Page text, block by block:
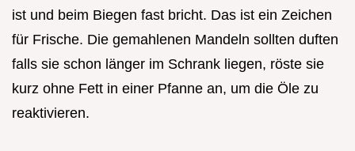
ist und beim Biegen fast bricht. Das ist ein Zeichen
für Frische. Die gemahlenen Mandeln sollten duften
falls sie schon länger im Schrank liegen, röste sie
kurz ohne Fett in einer Pfanne an, um die Öle zu
reaktivieren.